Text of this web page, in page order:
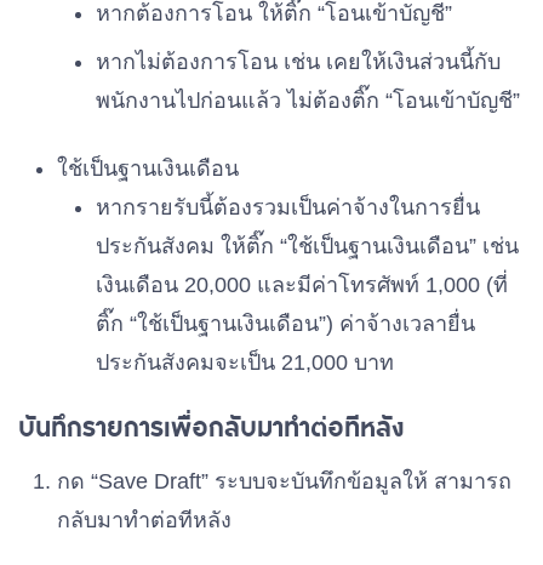
หากต้องการโอน ให้ติ๊ก “โอนเข้าบัญชี”
หากไม่ต้องการโอน เช่น เคยให้เงินส่วนนี้กับ
พนักงานไปก่อนแล้ว ไม่ต้องติ๊ก “โอนเข้าบัญชี”
ใช้เป็นฐานเงินเดือน
หากรายรับนี้ต้องรวมเป็นค่าจ้างในการยื่น
ประกันสังคม ให้ติ๊ก “ใช้เป็นฐานเงินเดือน” เช่น
เงินเดือน 20,000 และมีค่าโทรศัพท์ 1,000 (ที่
ติ๊ก “ใช้เป็นฐานเงินเดือน”) ค่าจ้างเวลายื่น
ประกันสังคมจะเป็น 21,000 บาท
บันทึกรายการเพื่อกลับมาทำต่อทีหลัง
กด “Save Draft” ระบบจะบันทึกข้อมูลให้ สามารถ
กลับมาทำต่อทีหลัง